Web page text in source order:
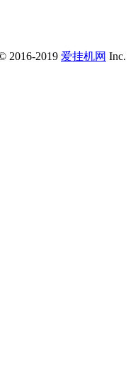
2016-2019 爱挂机网 Inc.